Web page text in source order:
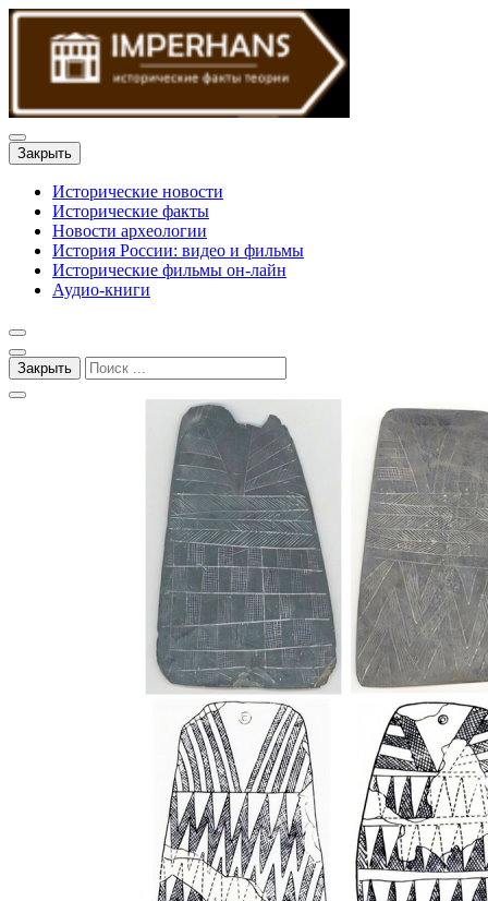
Закрыть
Исторические новости
Исторические факты
Новости археологии
История России: видео и фильмы
Исторические фильмы он-лайн
Аудио-книги
Закрыть